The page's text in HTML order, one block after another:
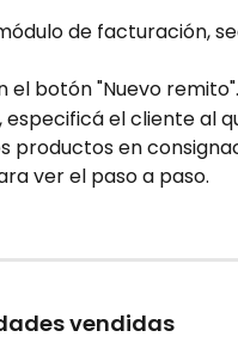
de facturación,
el botón "Nuevo remito".
especificá el cliente al
productos en
ver el paso a paso.
vendidas